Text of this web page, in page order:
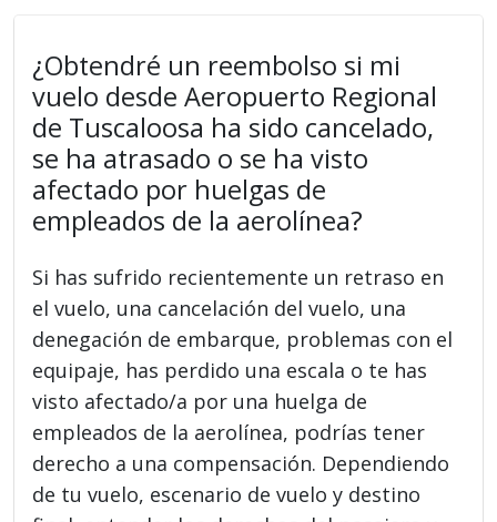
¿Obtendré un reembolso si mi
vuelo desde Aeropuerto Regional
de Tuscaloosa ha sido cancelado,
se ha atrasado o se ha visto
afectado por huelgas de
empleados de la aerolínea?
Si has sufrido recientemente un retraso en
el vuelo, una cancelación del vuelo, una
denegación de embarque, problemas con el
equipaje, has perdido una escala o te has
visto afectado/a por una huelga de
empleados de la aerolínea, podrías tener
derecho a una compensación. Dependiendo
de tu vuelo, escenario de vuelo y destino